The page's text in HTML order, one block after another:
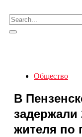
Общество
В
задержали
жителя по